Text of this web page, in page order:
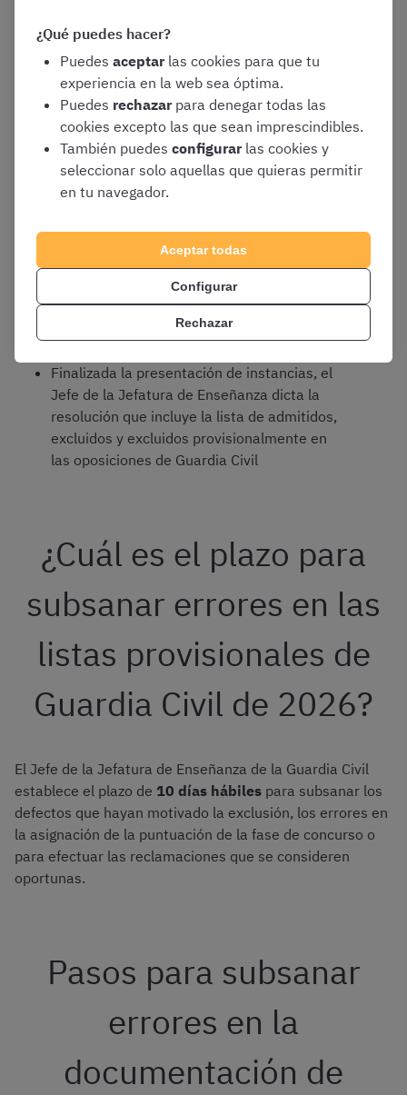
los excluidosprovisionalmente, podréis
subsanar los errores o deficiencias de
vuestra solicitud, como veremos en el
siguiente apartado
Por tanto, en la convocatoria de Guardia Civil
cronología es la siguiente:
Publicación de laconvocatoria
Se abre el plazo depresentación de
instancias. Será de15 días hábilescontados
a partir del día siguiente al de publicación de
la resolución en el BOE
Finalizada la presentación de instancias, el
Jefe de la Jefatura de Enseñanza dicta la
resolución que incluye la lista de admitidos,
excluidos y excluidos provisionalmente en
las oposiciones de Guardia Civil
¿Cuál es el plazo para
subsanar errores en las
listas provisionales de
Guardia Civil de 2026?
El Jefe de la Jefatura de Enseñanza de la Guardia Civil
establece el plazo de 10 días hábiles para subsanar los
defectos que hayan motivado la exclusión, los errores en
la asignación de la puntuación de la fase de concurso o
para efectuar las reclamaciones que se consideren
oportunas.
Pasos para subsanar
errores en la
documentación de
¿Qué puedes hacer?
Puedes aceptar las cookies para que tu
experiencia en la web sea óptima.
Puedes rechazar para denegar todas las
cookies excepto las que sean imprescindibles.
También puedes configurar las cookies y
seleccionar solo aquellas que quieras permitir
en tu navegador.
Aceptar todas
Configurar
Rechazar